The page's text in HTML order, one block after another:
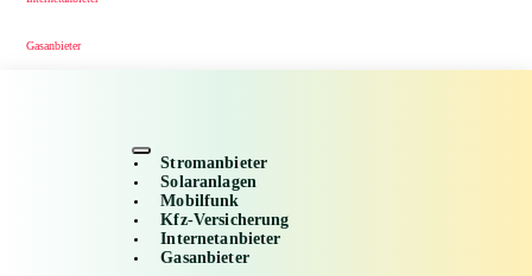
Gasanbieter
Stromanbieter
Solaranlagen
Mobilfunk
Kfz-Versicherung
Internetanbieter
Gasanbieter